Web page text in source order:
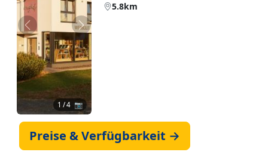
Zurück Weiter
1 / 4 📷
5.8km
Preise & Verfügbarkeit →